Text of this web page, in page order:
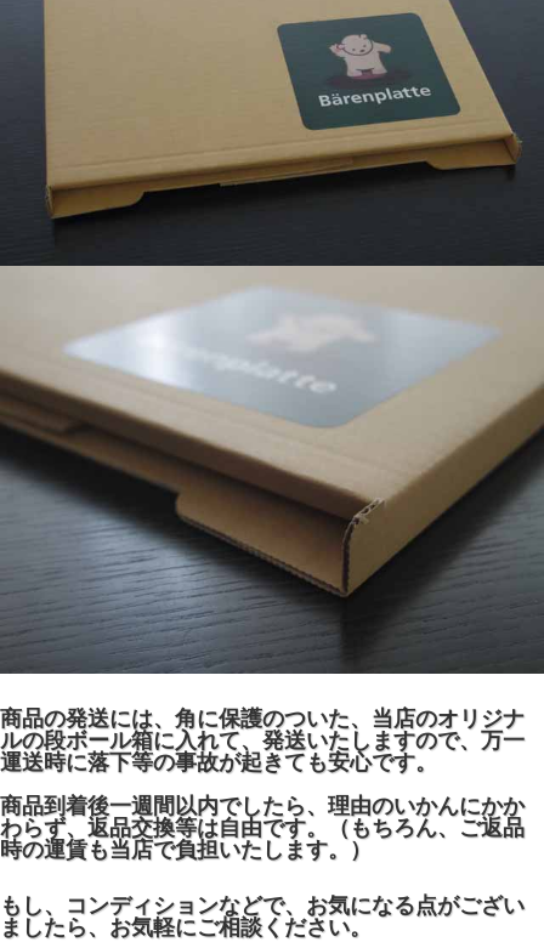
商品の発送には、角に保護のついた、当店のオリジナ
ルの段ボール箱に入れて、発送いたしますので、万一
運送時に落下等の事故が起きても安心です。
商品到着後一週間以内でしたら、理由のいかんにかか
わらず、返品交換等は自由です。（もちろん、ご返品
時の運賃も当店で負担いたします。）
もし、コンディションなどで、お気になる点がござい
ましたら、お気軽にご相談ください。